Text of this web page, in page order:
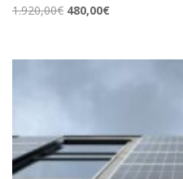
1.920,00€ O
480,00€O